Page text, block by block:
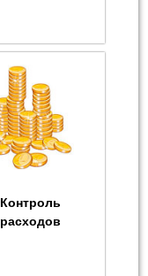
Контроль
расходов